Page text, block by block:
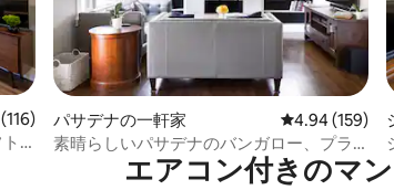
ー116件、5つ星中5.0つ星の平均評価
パサデナの一軒家 レビュー159
4.94 (159)
素晴らしいパサデナのバンガロー、プラ
イベートな0.2ヘクタールの敷地内、ペッ
エアコン付きのマ